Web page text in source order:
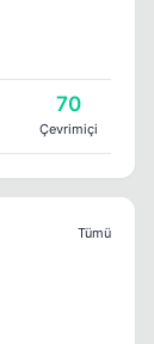
70
Çevrimiçi
Tümü